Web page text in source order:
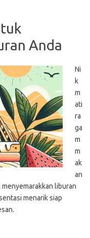
Anda
Ni
k
m
ati
ra
ga
m
m
ak
an
liburan
menarik siap